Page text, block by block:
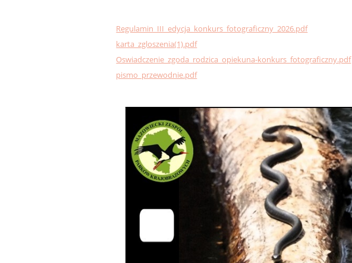
Regulamin_III_edycja_konkurs_fotograficzny_2026.pdf
karta_zgloszenia(1).pdf
Oswiadczenie_zgoda_rodzica_opiekuna-konkurs_fotograficzny.pdf
pismo_przewodnie.pdf